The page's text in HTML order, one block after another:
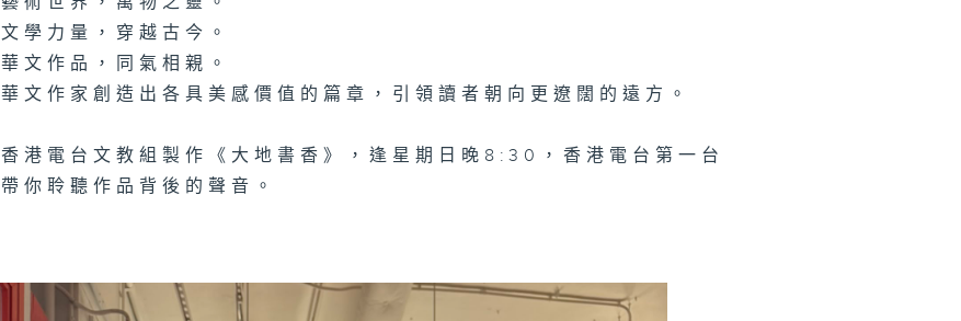
文學力量，穿越古今。
華文作品，同氣相親。
華文作家創造出各具美感價值的篇章，引領讀者朝向更遼闊的遠方。
香港電台文教組製作《大地書香》，逢星期日晚8:30，香港電台第一台
帶你聆聽作品背後的聲音。